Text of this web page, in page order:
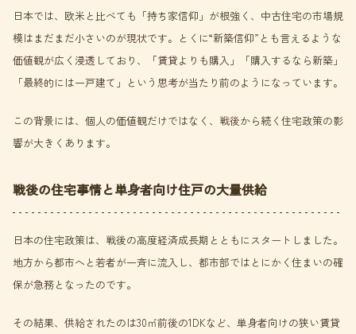
日本では、欧米と比べても「持ち家信仰」が根強く、中古住宅の市場規
模はまだまだ小さいのが現状です。とくに“新築信仰”とも言えるような
価値観が広く浸透しており、「賃貸よりも購入」「購入するなら新築」
「最終的には一戸建て」という思考が当たり前のようになっています。
この背景には、個人の価値観だけではなく、戦後から続く住宅政策の影
響が大きくあります。
戦後の住宅事情と単身者向け住戸の大量供給
日本の住宅政策は、戦後の高度経済成長期とともにスタートしました。
地方から都市へと若者が一斉に流入し、都市部ではとにかく住まいの確
保が急務となったのです。
その結果、供給されたのは30㎡前後の1DKなど、単身者向けの狭い賃貸